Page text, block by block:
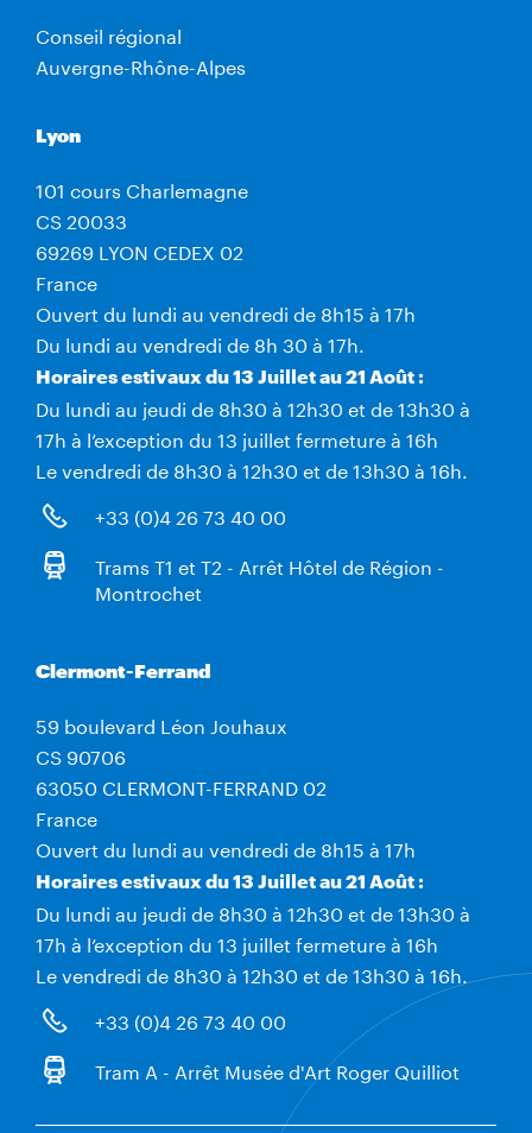
Conseil régional
Auvergne-Rhône-Alpes
Lyon
101 cours Charlemagne
CS 20033
69269 LYON CEDEX 02
France
Ouvert du lundi au vendredi de 8h15 à 17h
Du lundi au vendredi de 8h 30 à 17h.
Horaires estivaux du 13 Juillet au 21 Août :
Du lundi au jeudi de 8h30 à 12h30 et de 13h30 à
17h à l’exception du 13 juillet fermeture à 16h
Le vendredi de 8h30 à 12h30 et de 13h30 à 16h.
+33 (0)4 26 73 40 00
Trams T1 et T2 - Arrêt Hôtel de Région -
Montrochet
Clermont-Ferrand
59 boulevard Léon Jouhaux
CS 90706
63050 CLERMONT-FERRAND 02
France
Ouvert du lundi au vendredi de 8h15 à 17h
Horaires estivaux du 13 Juillet au 21 Août :
Du lundi au jeudi de 8h30 à 12h30 et de 13h30 à
17h à l’exception du 13 juillet fermeture à 16h
Le vendredi de 8h30 à 12h30 et de 13h30 à 16h.
+33 (0)4 26 73 40 00
Tram A - Arrêt Musée d'Art Roger Quilliot